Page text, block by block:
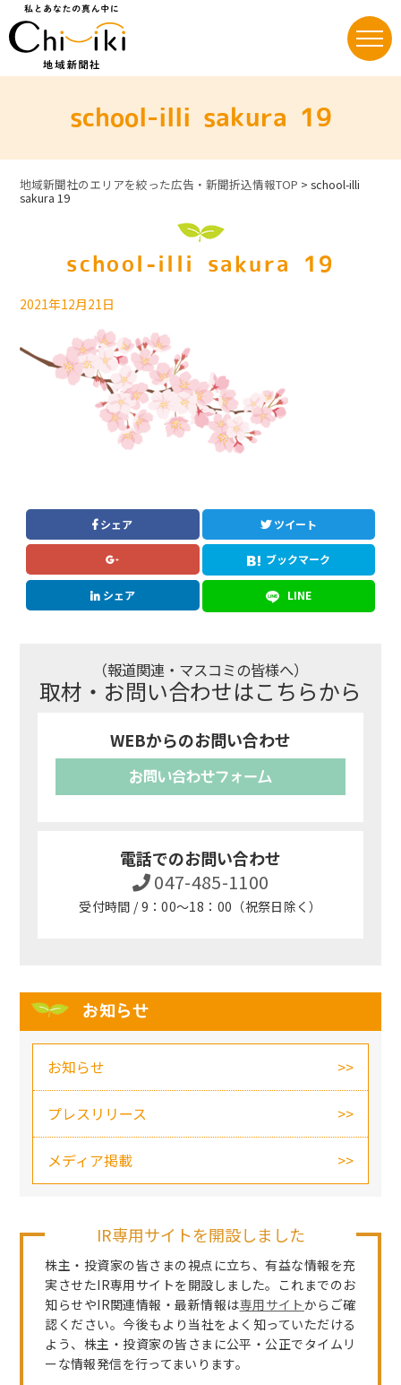
school-illi sakura 19
地域新聞社のエリアを絞った広告・新聞折込情報TOP >school-illi
sakura 19
school-illi sakura 19
2021年12月21日
シェア ツイート
ブックマーク
シェア LINE
（報道関連・マスコミの皆様へ）
取材・お問い合わせはこちらから
WEBからのお問い合わせ
お問い合わせフォーム
電話でのお問い合わせ
047-485-1100
受付時間 / 9：00～18：00（祝祭日除く）
お知らせ
お知らせ
プレスリリース
メディア掲載
IR専用サイトを開設しました
株主・投資家の皆さまの視点に立ち、有益な情報を充
実させたIR専用サイトを開設しました。これまでのお
知らせやIR関連情報・最新情報は専用サイトからご確
認ください。今後もより当社をよく知っていただける
よう、株主・投資家の皆さまに公平・公正でタイムリ
ーな情報発信を行ってまいります。